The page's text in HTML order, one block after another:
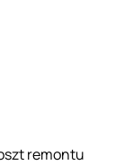
remontu